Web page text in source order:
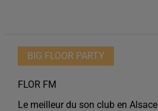
BIG FLOOR PARTY
FLOR FM
Le meilleur du son club en Alsace